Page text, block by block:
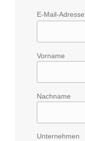
E-Mail-Adresse
Vorname
Nachname
Unternehmen